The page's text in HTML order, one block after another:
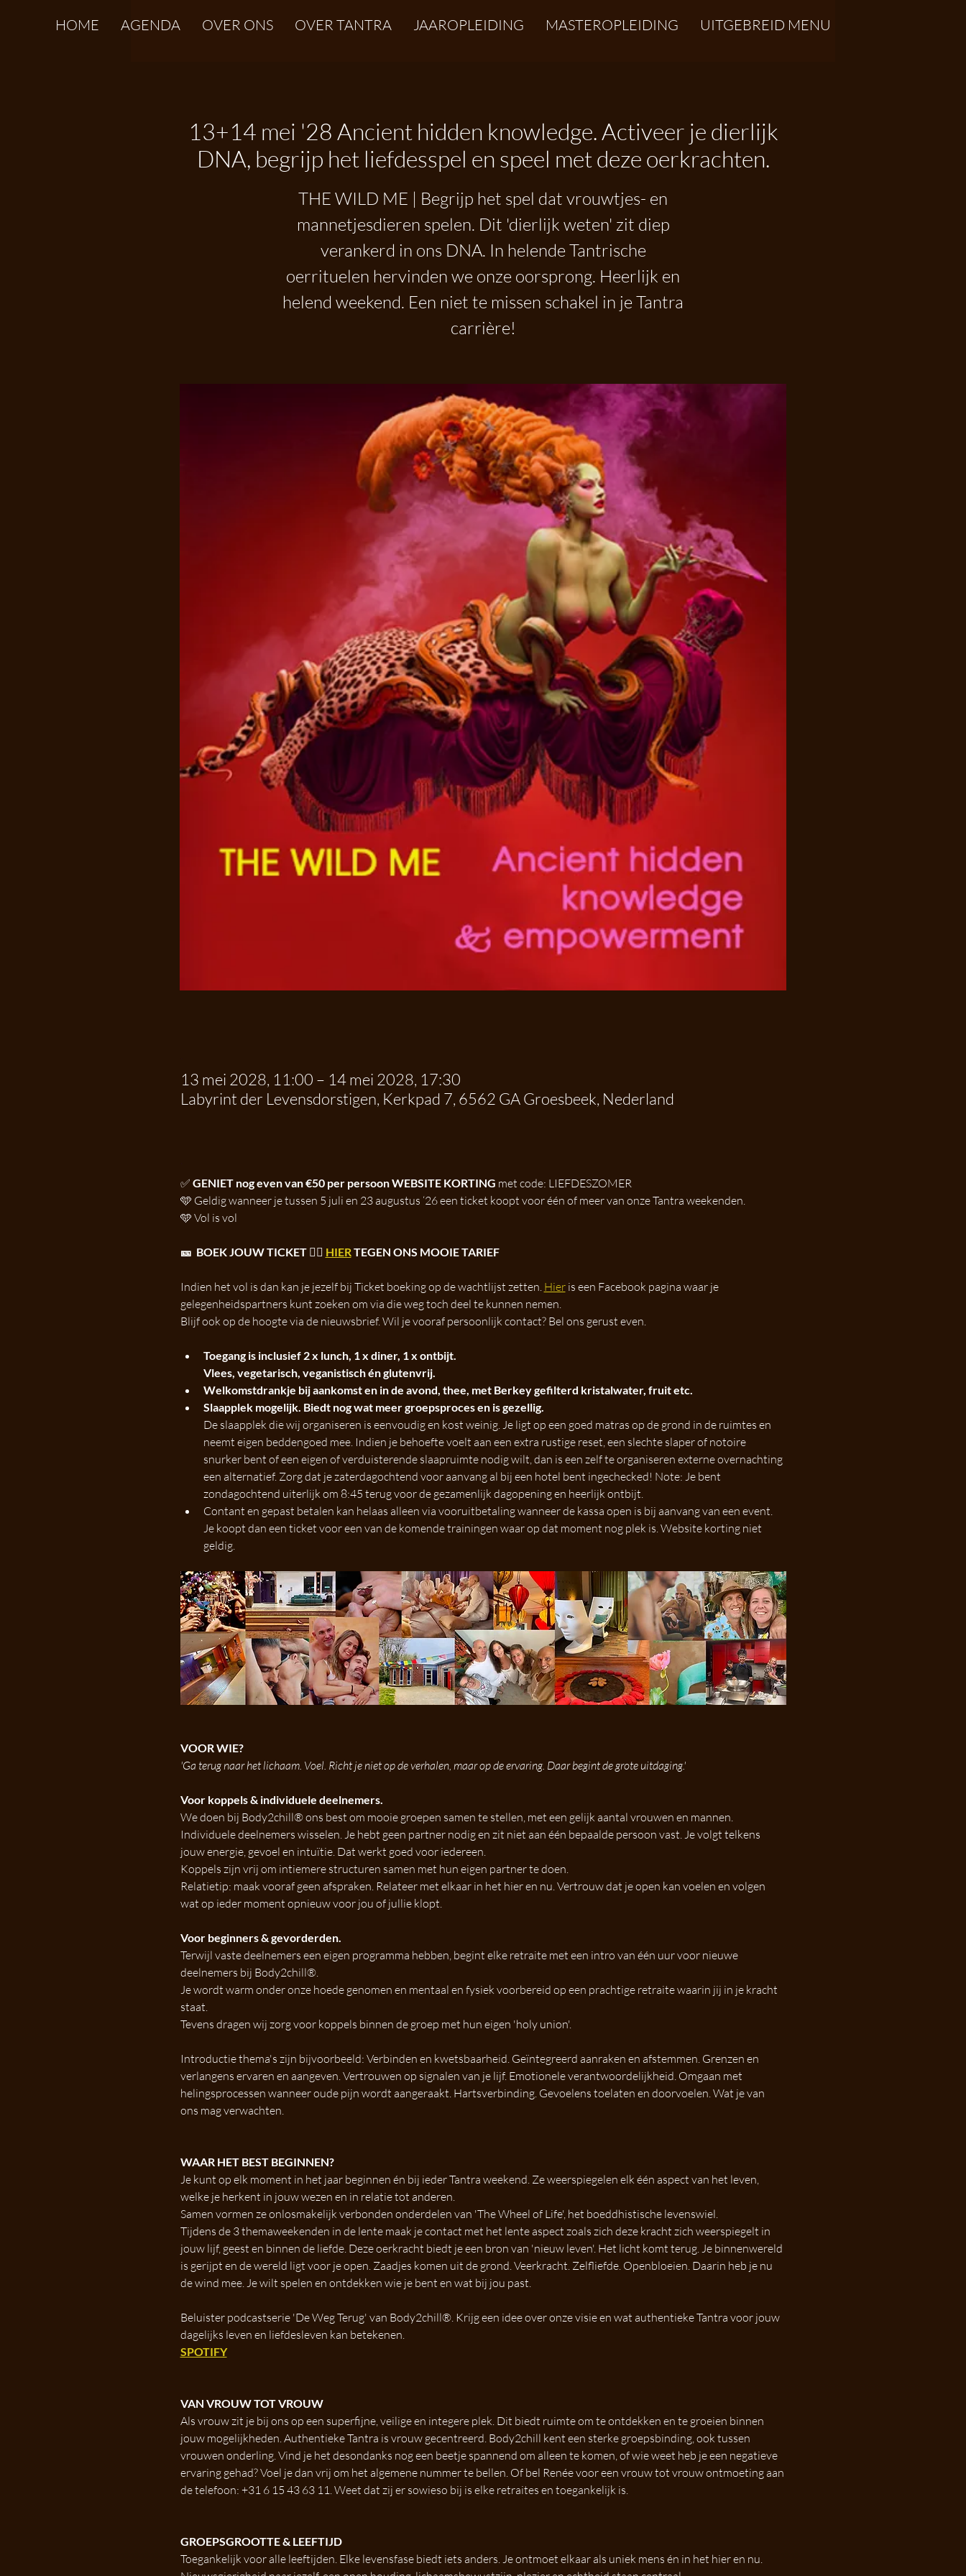
HOME AGENDA OVER ONS OVER TANTRA JAAROPLEIDING MASTEROPLEIDING UITGEBREID MENU
13+14 mei '28 Ancient hidden knowledge. Activeer je dierlijk
DNA, begrijp het liefdesspel en speel met deze oerkrachten.
THE WILD ME | Begrijp het spel dat vrouwtjes- en
mannetjesdieren spelen. Dit 'dierlijk weten' zit diep
verankerd in ons DNA. In helende Tantrische
oerrituelen hervinden we onze oorsprong. Heerlijk en
helend weekend. Een niet te missen schakel in je Tantra
carrière!
13 mei 2028, 11:00 – 14 mei 2028, 17:30
Labyrint der Levensdorstigen, Kerkpad 7, 6562 GA Groesbeek, Nederland
✅ GENIET nog even van €50 per persoon WEBSITE KORTING met code: LIEFDESZOMER
🩵 Geldig wanneer je tussen 5 juli en 23 augustus ‘26 een ticket koopt voor één of meer van onze Tantra weekenden.
🩵 Vol is vol
🎫  BOEK JOUW TICKET 👉🏼 HIER TEGEN ONS MOOIE TARIEF
Indien het vol is dan kan je jezelf bij Ticket boeking op de wachtlijst zetten. Hier is een Facebook pagina waar je
gelegenheidspartners kunt zoeken om via die weg toch deel te kunnen nemen.
Blijf ook op de hoogte via de nieuwsbrief. Wil je vooraf persoonlijk contact? Bel ons gerust even.
Toegang is inclusief 2 x lunch, 1 x diner, 1 x ontbijt.
Vlees, vegetarisch, veganistisch én glutenvrij.
Welkomstdrankje bij aankomst en in de avond, thee, met Berkey gefilterd kristalwater, fruit etc.
Slaapplek mogelijk. Biedt nog wat meer groepsproces en is gezellig.
De slaapplek die wij organiseren is eenvoudig en kost weinig. Je ligt op een goed matras op de grond in de ruimtes en
neemt eigen beddengoed mee. Indien je behoefte voelt aan een extra rustige reset, een slechte slaper of notoire
snurker bent of een eigen of verduisterende slaapruimte nodig wilt, dan is een zelf te organiseren externe overnachting
een alternatief. Zorg dat je zaterdagochtend voor aanvang al bij een hotel bent ingechecked! Note: Je bent
zondagochtend uiterlijk om 8:45 terug voor de gezamenlijk dagopening en heerlijk ontbijt.
Contant en gepast betalen kan helaas alleen via vooruitbetaling wanneer de kassa open is bij aanvang van een event.
Je koopt dan een ticket voor een van de komende trainingen waar op dat moment nog plek is. Website korting niet
geldig.
VOOR WIE?
'Ga terug naar het lichaam. Voel. Richt je niet op de verhalen, maar op de ervaring. Daar begint de grote uitdaging.'
Voor koppels & individuele deelnemers.
We doen bij Body2chill® ons best om mooie groepen samen te stellen, met een gelijk aantal vrouwen en mannen.
Individuele deelnemers wisselen. Je hebt geen partner nodig en zit niet aan één bepaalde persoon vast. Je volgt telkens
jouw energie, gevoel en intuïtie. Dat werkt goed voor iedereen.
Koppels zijn vrij om intiemere structuren samen met hun eigen partner te doen.
Relatietip: maak vooraf geen afspraken. Relateer met elkaar in het hier en nu. Vertrouw dat je open kan voelen en volgen
wat op ieder moment opnieuw voor jou of jullie klopt.
Voor beginners & gevorderden.
Terwijl vaste deelnemers een eigen programma hebben, begint elke retraite met een intro van één uur voor nieuwe
deelnemers bij Body2chill®.
Je wordt warm onder onze hoede genomen en mentaal en fysiek voorbereid op een prachtige retraite waarin jij in je kracht
staat.
Tevens dragen wij zorg voor koppels binnen de groep met hun eigen 'holy union'.
Introductie thema's zijn bijvoorbeeld: Verbinden en kwetsbaarheid. Geïntegreerd aanraken en afstemmen. Grenzen en
verlangens ervaren en aangeven. Vertrouwen op signalen van je lijf. Emotionele verantwoordelijkheid. Omgaan met
helingsprocessen wanneer oude pijn wordt aangeraakt. Hartsverbinding. Gevoelens toelaten en doorvoelen. Wat je van
ons mag verwachten.
WAAR HET BEST BEGINNEN?
Je kunt op elk moment in het jaar beginnen én bij ieder Tantra weekend. Ze weerspiegelen elk één aspect van het leven,
welke je herkent in jouw wezen en in relatie tot anderen.
Samen vormen ze onlosmakelijk verbonden onderdelen van 'The Wheel of Life', het boeddhistische levenswiel.
Tijdens de 3 themaweekenden in de lente maak je contact met het lente aspect zoals zich deze kracht zich weerspiegelt in
jouw lijf, geest en binnen de liefde. Deze oerkracht biedt je een bron van 'nieuw leven'. Het licht komt terug. Je binnenwereld
is gerijpt en de wereld ligt voor je open. Zaadjes komen uit de grond. Veerkracht. Zelfliefde. Openbloeien. Daarin heb je nu
de wind mee. Je wilt spelen en ontdekken wie je bent en wat bij jou past.
Beluister podcastserie 'De Weg Terug' van Body2chill®. Krijg een idee over onze visie en wat authentieke Tantra voor jouw
dagelijks leven en liefdesleven kan betekenen.
SPOTIFY
VAN VROUW TOT VROUW
Als vrouw zit je bij ons op een superfijne, veilige en integere plek. Dit biedt ruimte om te ontdekken en te groeien binnen
jouw mogelijkheden. Authentieke Tantra is vrouw gecentreerd. Body2chill kent een sterke groepsbinding, ook tussen
vrouwen onderling. Vind je het desondanks nog een beetje spannend om alleen te komen, of wie weet heb je een negatieve
ervaring gehad? Voel je dan vrij om het algemene nummer te bellen. Of bel Renée voor een vrouw tot vrouw ontmoeting aan
de telefoon: +31 6 15 43 63 11. Weet dat zij er sowieso bij is elke retraites en toegankelijk is.
GROEPSGROOTTE & LEEFTIJD
Toegankelijk voor alle leeftijden. Elke levensfase biedt iets anders. Je ontmoet elkaar als uniek mens én in het hier en nu.